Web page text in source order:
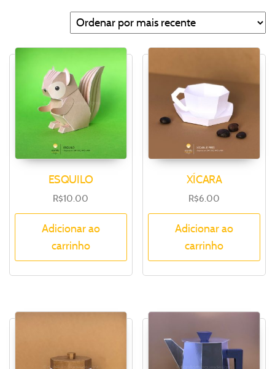
ESQUILO
R$10.00
Adicionar ao
carrinho
XÍCARA
R$6.00
Adicionar ao
carrinho